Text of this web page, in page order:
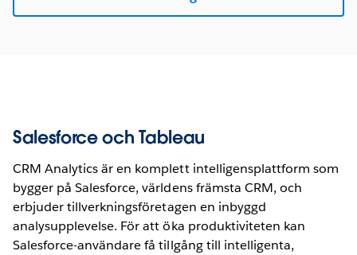
Salesforce och Tableau
CRM Analytics är en komplett intelligensplattform som
bygger på Salesforce, världens främsta CRM, och
erbjuder tillverkningsföretagen en inbyggd
analysupplevelse. För att öka produktiviteten kan
Salesforce-användare få tillgång till intelligenta,